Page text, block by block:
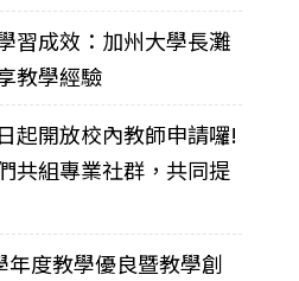
習成效：加州大學長灘
教學經驗
起開放校內教師申請囉!
共組專業社群，共同提
度教學優良暨教學創